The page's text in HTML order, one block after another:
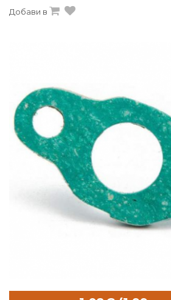
Добави в